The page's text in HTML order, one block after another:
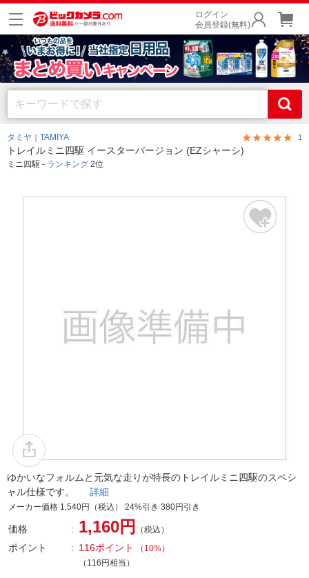
ログイン
会員登録(無料)
タミヤ｜TAMIYA 1
トレイルミニ四駆 イースターバージョン (EZシャーシ)
ミニ四駆 - ランキング 2位
ゆかいなフォルムと元気な走りが特長のトレイルミニ四駆のスペシ
ャル仕様です。 詳細
メーカー価格 1,540円（税込） 24%引き 380円引き
価格 1,160円 （税込）
ポイント 116ポイント （ 10%）
（116円相当）